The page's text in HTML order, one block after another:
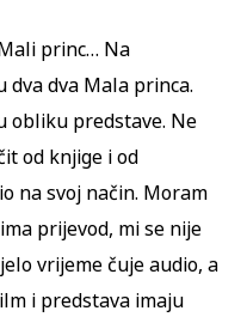
princ… Na
dva dva Mala princa.
obliku predstave. Ne
od knjige i od
na svoj način. Moram
prijevod, mi se nije
vrijeme čuje audio, a
i predstava imaju